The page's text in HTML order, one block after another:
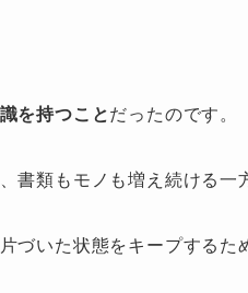
を持つことだったのです。
類もモノも増え続ける一
づいた状態をキープするた